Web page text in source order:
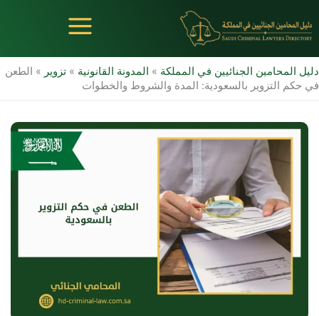
إلى
المحتوى
دليل المحامين الجنائيين في المملكة » المدونة القانونية » تزوير » الطعن
في حكم التزوير بالسعودية: المدة والشروط والخطوات